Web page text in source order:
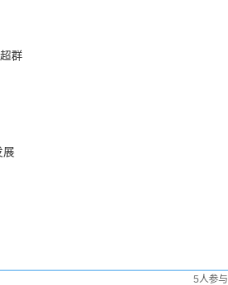
群
展
5人参与